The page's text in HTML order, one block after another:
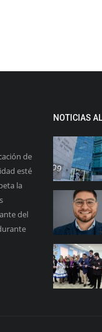
de
esté
la
del
NOTICIAS